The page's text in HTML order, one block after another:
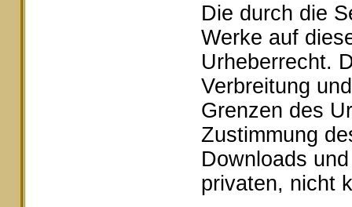
Die durch die
Werke auf
Urheberrecht.
Verbreitung
Grenzen des
Zustimmung
Downloads
privaten, nicht